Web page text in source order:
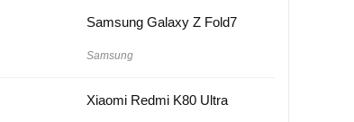
Samsung Galaxy Z Fold7
Samsung
Xiaomi Redmi K80 Ultra